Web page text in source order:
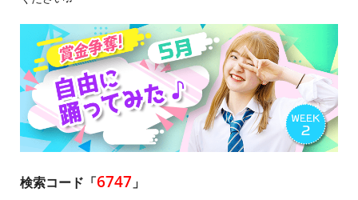
検索コード「6747 」